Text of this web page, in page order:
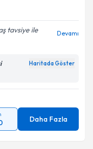
tavsiye ile
Devamı
Haritada Göster
Daha Fazla